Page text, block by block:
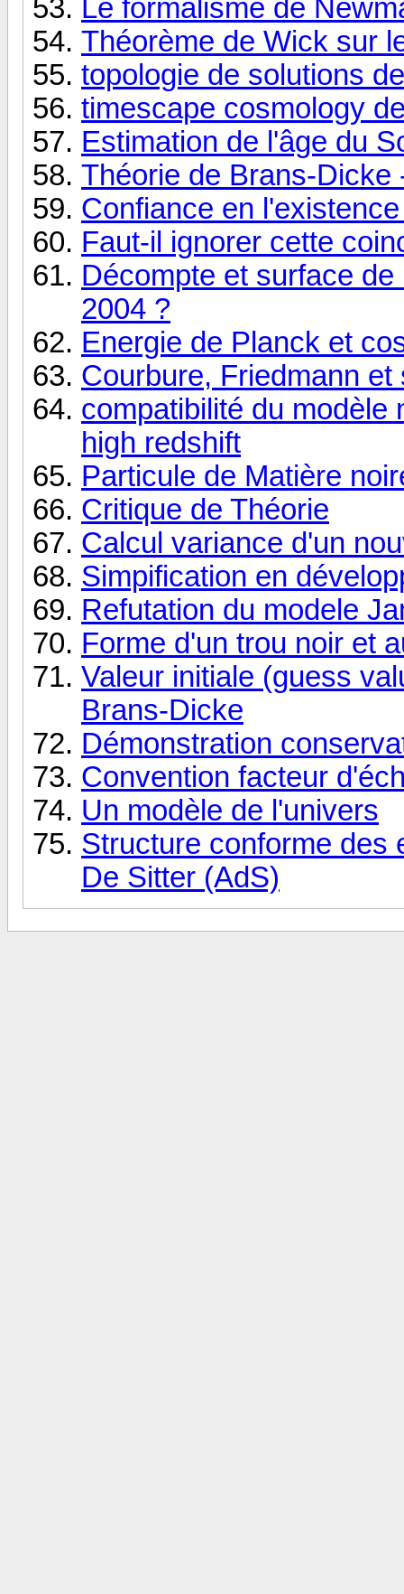
Le formalisme de
Théorème de Wick sur
topologie de solutions
timescape cosmology
Estimation de l'âge du
Théorie de Brans-Dicke
Confiance en
Faut-il ignorer cette
Décompte et surface
2004 ?
Energie de Planck et
Courbure, Friedmann et
compatibilité du modèle
high redshift
Particule de Matière
Critique de Théorie
Calcul variance d'un
Simpification en
Refutation du modele
Forme d'un trou noir et
Valeur initiale (guess
Brans-Dicke
Démonstration
Convention facteur
Un modèle de l'univers
Structure conforme des
De Sitter (AdS)